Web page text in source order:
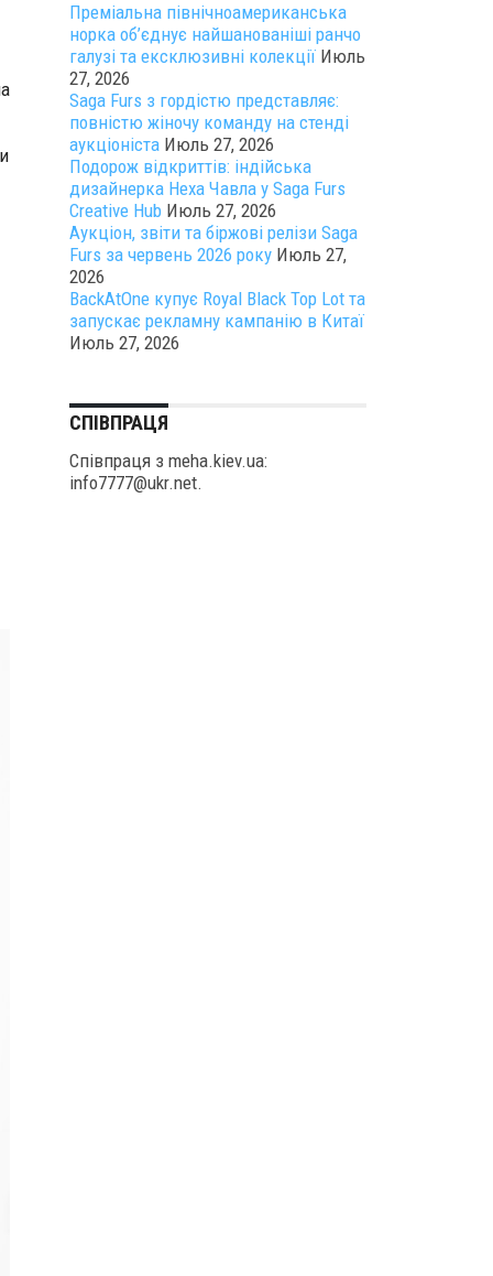
Преміальна північноамериканська
норка об’єднує найшанованіші ранчо
галузі та ексклюзивні колекції Июль
27, 2026
Saga Furs з гордістю представляє:
повністю жіночу команду на стенді
аукціоніста Июль 27, 2026
Подорож відкриттів: індійська
дизайнерка Неха Чавла у Saga Furs
Creative Hub Июль 27, 2026
Аукціон, звіти та біржові релізи Saga
Furs за червень 2026 року Июль 27,
2026
BackAtOne купує Royal Black Top Lot та
запускає рекламну кампанію в Китаї
Июль 27, 2026
СПІВПРАЦЯ
Співпраця з meha.kiev.ua:
info7777@ukr.net.